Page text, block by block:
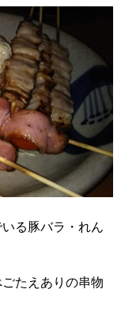
る豚バラ・れん
たえありの串物